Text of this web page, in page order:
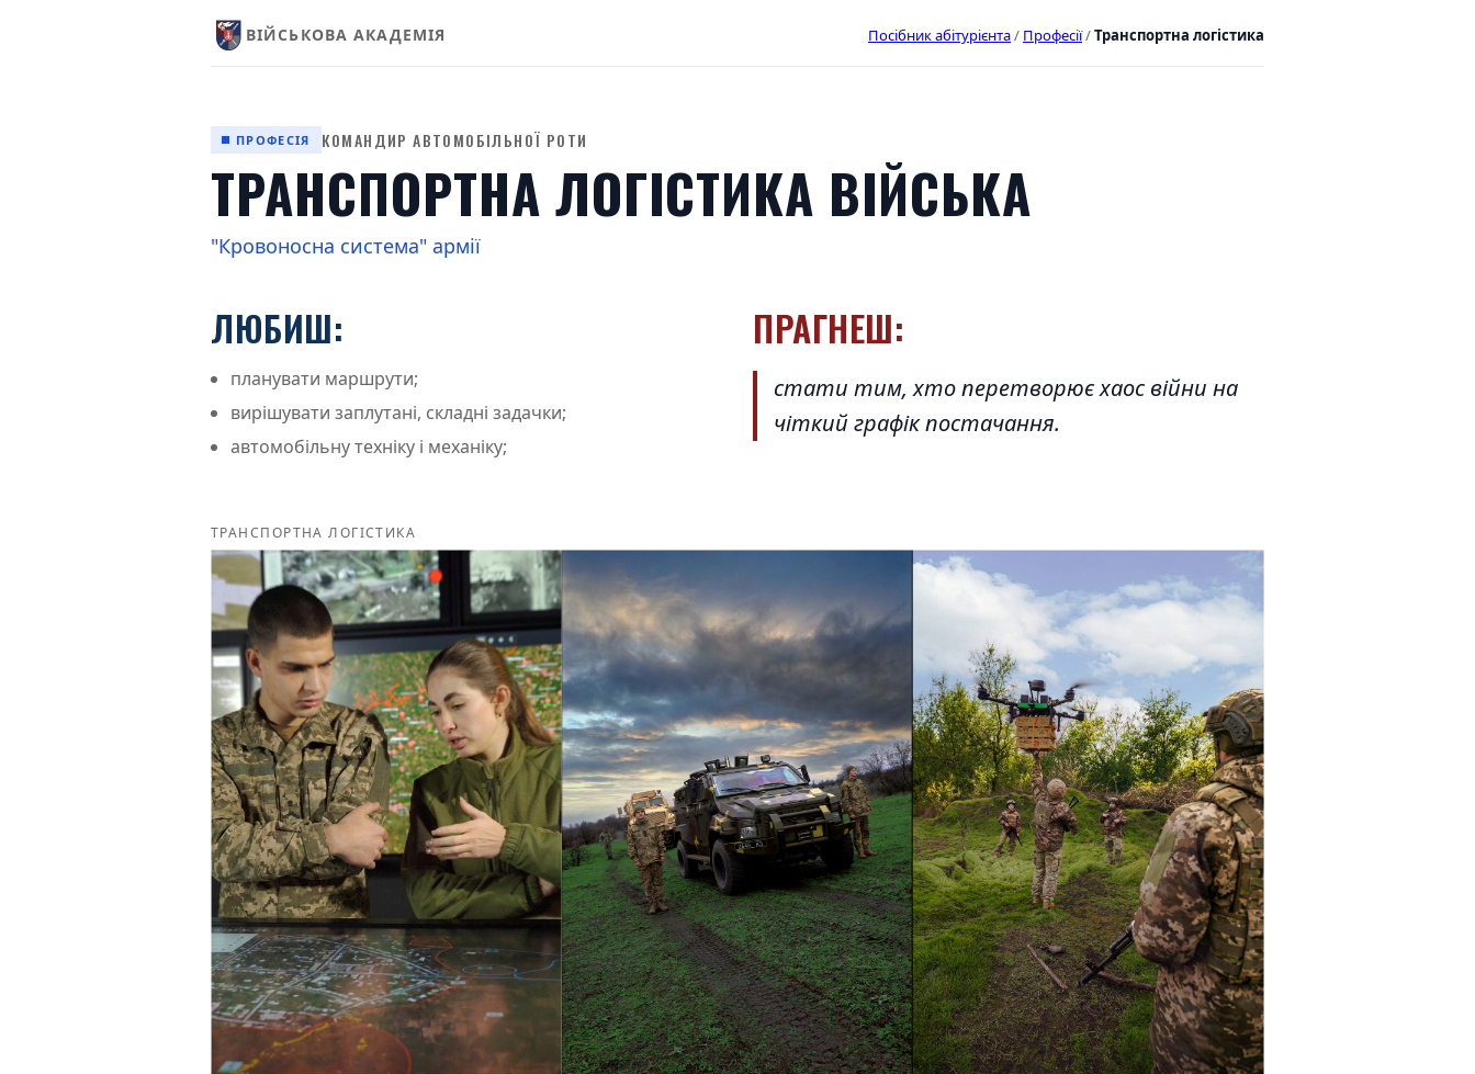
ВІЙСЬКОВА АКАДЕМІЯ Посібник абітурієнта/ Професії/Транспортна логістика
ПРОФЕСІЯ КОМАНДИР АВТОМОБІЛЬНОЇ РОТИ
ТРАНСПОРТНА ЛОГІСТИКА ВІЙСЬКА
"Кровоносна система" армії
ЛЮБИШ:
планувати маршрути;
вирішувати заплутані, складні задачки;
автомобільну техніку і механіку;
ПРАГНЕШ:
стати тим, хто перетворює хаос війни на
чіткий графік постачання.
ТРАНСПОРТНА ЛОГІСТИКА